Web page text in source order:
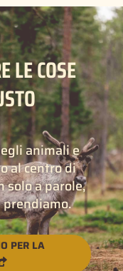
LE COSE
animali e
al centro di
solo a parole,
prendiamo.
PER LA